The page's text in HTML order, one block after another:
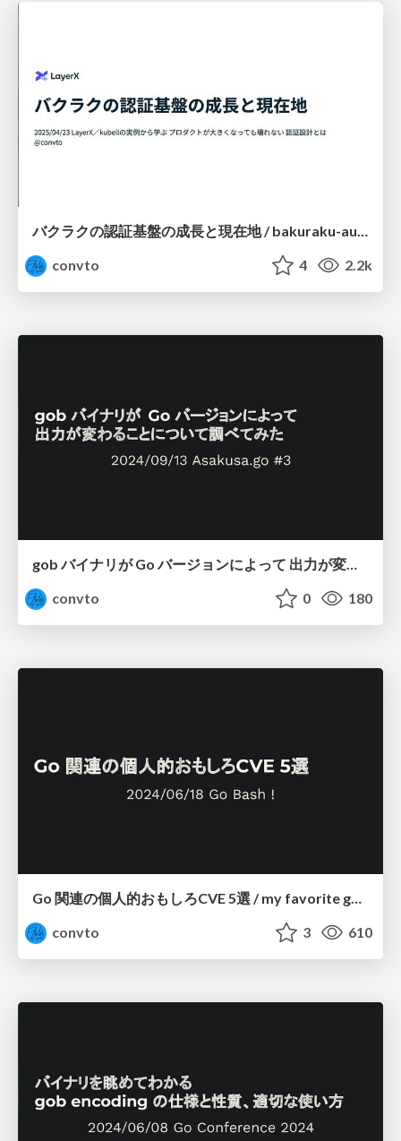
バクラクの認証基盤の成長と現在地 / bakuraku-authn-platform
convto
4 2.2k
gob バイナリが Go バージョンによって 出力が変わることについて調べてみた / Investigating How gob Binary Output Changes Across Go Versions
convto
0 180
Go 関連の個人的おもしろCVE 5選 / my favorite go cve
convto
3 610